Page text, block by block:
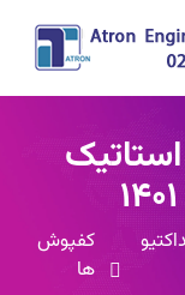
کفپوش
ها